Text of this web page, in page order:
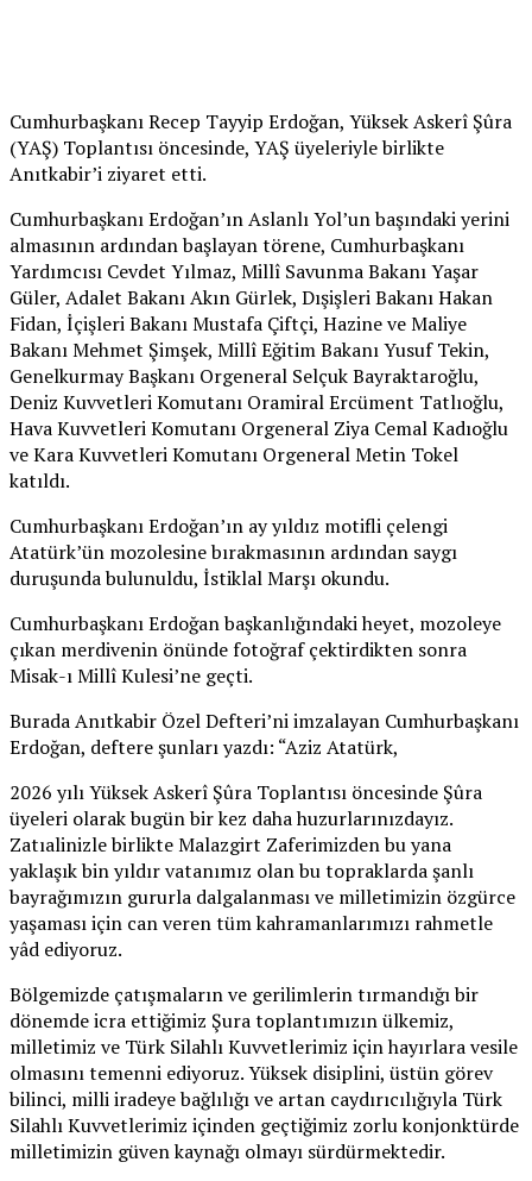
Cumhurbaşkanı Recep Tayyip Erdoğan, Yüksek Askerî Şûra
(YAŞ) Toplantısı öncesinde, YAŞ üyeleriyle birlikte
Anıtkabir’i ziyaret etti.
Cumhurbaşkanı Erdoğan’ın Aslanlı Yol’un başındaki yerini
almasının ardından başlayan törene, Cumhurbaşkanı
Yardımcısı Cevdet Yılmaz, Millî Savunma Bakanı Yaşar
Güler, Adalet Bakanı Akın Gürlek, Dışişleri Bakanı Hakan
Fidan, İçişleri Bakanı Mustafa Çiftçi, Hazine ve Maliye
Bakanı Mehmet Şimşek, Millî Eğitim Bakanı Yusuf Tekin,
Genelkurmay Başkanı Orgeneral Selçuk Bayraktaroğlu,
Deniz Kuvvetleri Komutanı Oramiral Ercüment Tatlıoğlu,
Hava Kuvvetleri Komutanı Orgeneral Ziya Cemal Kadıoğlu
ve Kara Kuvvetleri Komutanı Orgeneral Metin Tokel
katıldı.
Cumhurbaşkanı Erdoğan’ın ay yıldız motifli çelengi
Atatürk’ün mozolesine bırakmasının ardından saygı
duruşunda bulunuldu, İstiklal Marşı okundu.
Cumhurbaşkanı Erdoğan başkanlığındaki heyet, mozoleye
çıkan merdivenin önünde fotoğraf çektirdikten sonra
Misak-ı Millî Kulesi’ne geçti.
Burada Anıtkabir Özel Defteri’ni imzalayan Cumhurbaşkanı
Erdoğan, deftere şunları yazdı: “Aziz Atatürk,
2026 yılı Yüksek Askerî Şûra Toplantısı öncesinde Şûra
üyeleri olarak bugün bir kez daha huzurlarınızdayız.
Zatıalinizle birlikte Malazgirt Zaferimizden bu yana
yaklaşık bin yıldır vatanımız olan bu topraklarda şanlı
bayrağımızın gururla dalgalanması ve milletimizin özgürce
yaşaması için can veren tüm kahramanlarımızı rahmetle
yâd ediyoruz.
Bölgemizde çatışmaların ve gerilimlerin tırmandığı bir
dönemde icra ettiğimiz Şura toplantımızın ülkemiz,
milletimiz ve Türk Silahlı Kuvvetlerimiz için hayırlara vesile
olmasını temenni ediyoruz. Yüksek disiplini, üstün görev
bilinci, milli iradeye bağlılığı ve artan caydırıcılığıyla Türk
Silahlı Kuvvetlerimiz içinden geçtiğimiz zorlu konjonktürde
milletimizin güven kaynağı olmayı sürdürmektedir.